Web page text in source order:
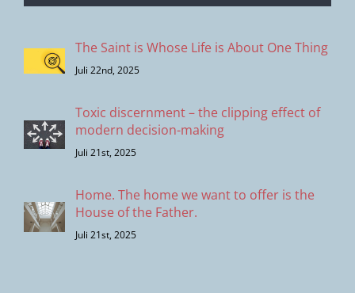
The Saint is Whose Life is About One Thing
Juli 22nd, 2025
Toxic discernment – the clipping effect of
modern decision-making
Juli 21st, 2025
Home. The home we want to offer is the
House of the Father.
Juli 21st, 2025